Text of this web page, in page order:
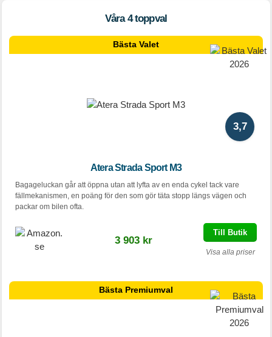
Våra 4 toppval
Bästa Valet
3,7
Atera Strada Sport M3
Bagageluckan går att öppna utan att lyfta av en enda cykel tack vare
fällmekanismen, en poäng för den som gör täta stopp längs vägen och
packar om bilen ofta.
3 903 kr
Till Butik
Visa alla priser
Bästa Premiumval